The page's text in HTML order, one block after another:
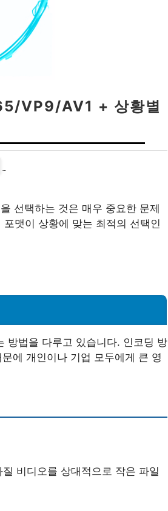
VP9/AV1 + 상황별
선택하는 것은 매우 중요한 문제
맷이 상황에 맞는 최적의 선택인
방법을 다루고 있습니다. 인코딩 방
에 개인이나 기업 모두에게 큰 영
비디오를 상대적으로 작은 파일